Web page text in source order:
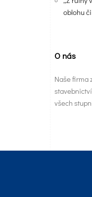
oblohu
O nás
Naše firma
všech